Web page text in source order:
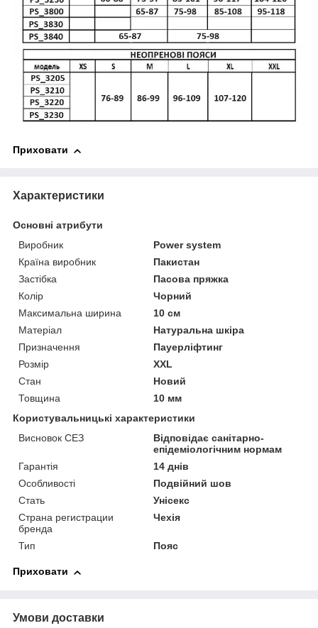
Приховати
Характеристики
Основні атрибути
Виробник
Power system
Країна виробник
Пакистан
Застібка
Пасова пряжка
Колір
Чорний
Максимальна ширина
10 см
Матеріал
Натуральна шкіра
Призначення
Пауерліфтинг
Розмір
XXL
Стан
Новий
Товщина
10 мм
Користувальницькі характеристики
Висновок СЕЗ
Відповідає санітарно-
епідеміологічним нормам
Гарантія
14 днів
Особливості
Подвійний шов
Стать
Унісекс
Страна регистрации
бренда
Чехія
Тип Пояс
Приховати
Умови доставки